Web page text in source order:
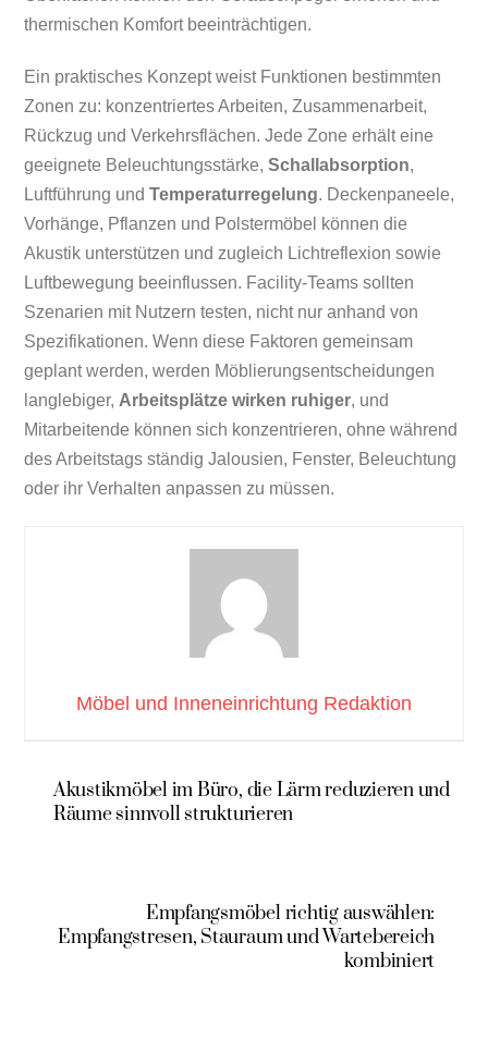
thermischen Komfort beeinträchtigen.
Ein praktisches Konzept weist Funktionen bestimmten
Zonen zu: konzentriertes Arbeiten, Zusammenarbeit,
Rückzug und Verkehrsflächen. Jede Zone erhält eine
geeignete Beleuchtungsstärke,Schallabsorption,
Luftführung undTemperaturregelung. Deckenpaneele,
Vorhänge, Pflanzen und Polstermöbel können die
Akustik unterstützen und zugleich Lichtreflexion sowie
Luftbewegung beeinflussen. Facility-Teams sollten
Szenarien mit Nutzern testen, nicht nur anhand von
Spezifikationen. Wenn diese Faktoren gemeinsam
geplant werden, werden Möblierungsentscheidungen
langlebiger, Arbeitsplätze wirken ruhiger, und
Mitarbeitende können sich konzentrieren, ohne während
des Arbeitstags ständig Jalousien, Fenster, Beleuchtung
oder ihr Verhalten anpassen zu müssen.
Möbel und Inneneinrichtung Redaktion
Akustikmöbel im Büro, die Lärm reduzieren und
Räume sinnvoll strukturieren
Empfangsmöbel richtig auswählen:
Empfangstresen, Stauraum und Wartebereich
kombiniert